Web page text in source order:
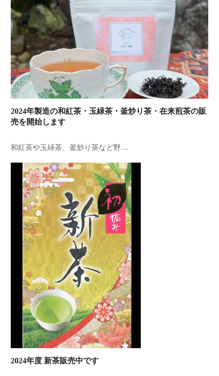
2024年製造の和紅茶・玉緑茶・釜炒り茶・在来煎茶の販
売を開始します
和紅茶や玉緑茶、釜炒り茶など野…
2024年度 新茶販売中です